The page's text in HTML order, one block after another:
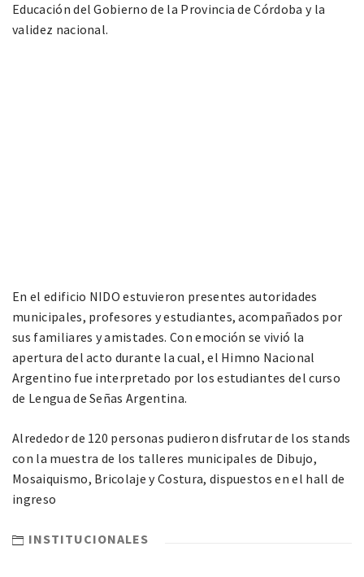
Educación del Gobierno de la Provincia de Córdoba y la
validez nacional.
En el edificio NIDO estuvieron presentes autoridades
municipales, profesores y estudiantes, acompañados por
sus familiares y amistades. Con emoción se vivió la
apertura del acto durante la cual, el Himno Nacional
Argentino fue interpretado por los estudiantes del curso
de Lengua de Señas Argentina.
Alrededor de 120 personas pudieron disfrutar de los stands
con la muestra de los talleres municipales de Dibujo,
Mosaiquismo, Bricolaje y Costura, dispuestos en el hall de
ingreso
INSTITUCIONALES